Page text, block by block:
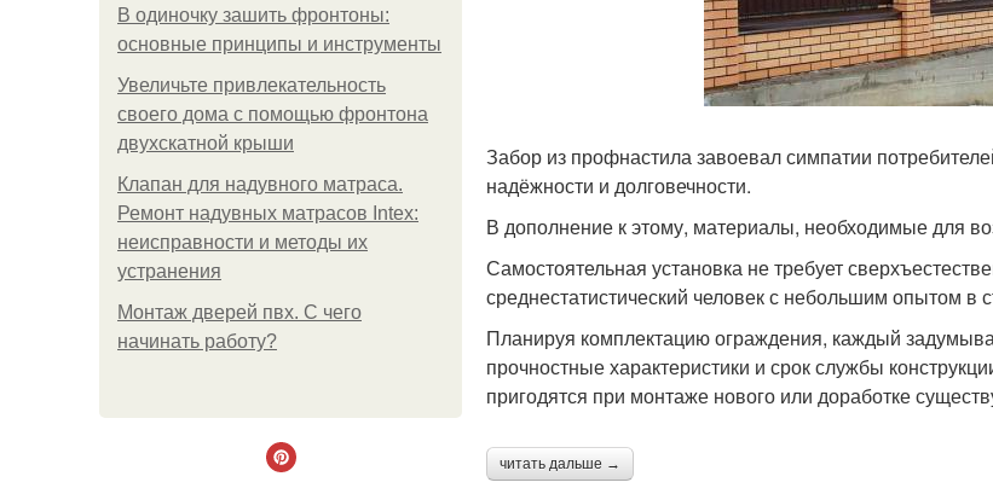
В одиночку зашить фронтоны:
основные принципы и инструменты
Увеличьте привлекательность
своего дома с помощью фронтона
двухскатной крыши
Клапан для надувного матраса.
Ремонт надувных матрасов Intex:
неисправности и методы их
устранения
Монтаж дверей пвх. С чего
начинать работу?
Забор из профнастила завоевал симпатии
надёжности и долговечности.
В дополнение к этому, материалы, необходимые для
Самостоятельная установка не требует
среднестатистический человек с небольшим опытом в
Планируя комплектацию ограждения, каждый
прочностные характеристики и срок службы
пригодятся при монтаже нового или доработке
читать дальше →